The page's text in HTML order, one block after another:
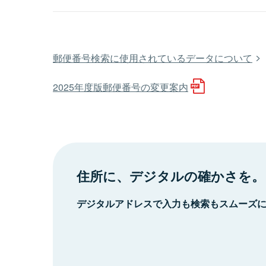
郵便番号検索に使用されているデータについて
2025年度版郵便番号の変更案内
住所に、デジタルの確かさを。
デジタルアドレスで入力も検索もスムーズ